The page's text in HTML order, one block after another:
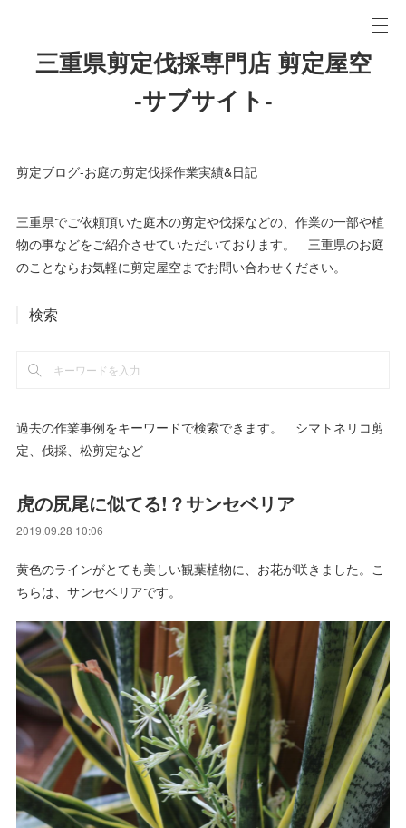
三重県剪定伐採専門店 剪定屋空
-サブサイト-
剪定ブログ-お庭の剪定伐採作業実績&日記
三重県でご依頼頂いた庭木の剪定や伐採などの、作業の一部や植
物の事などをご紹介させていただいております。 三重県のお庭
のことならお気軽に剪定屋空までお問い合わせください。
検索
過去の作業事例をキーワードで検索できます。 シマトネリコ剪
定、伐採、松剪定など
虎の尻尾に似てる!？サンセベリア
2019.09.28 10:06
黄色のラインがとても美しい観葉植物に、お花が咲きました。こ
ちらは、サンセベリアです。